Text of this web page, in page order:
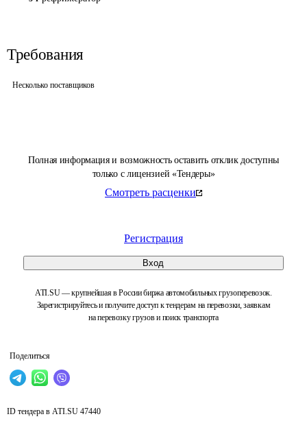
Полная информация и возможность оставить отклик доступны
только с лицензией «Тендеры»
Смотреть расценки
Регистрация
Вход
ATI.SU — крупнейшая в России биржа автомобильных грузоперевозок.
Зарегистрируйтесь и получите доступ к тендерам на перевозки, заявкам
на перевозку грузов и поиск транспорта
Поделиться
Требования
Несколько поставщиков
ID тендера в ATI.SU 47440